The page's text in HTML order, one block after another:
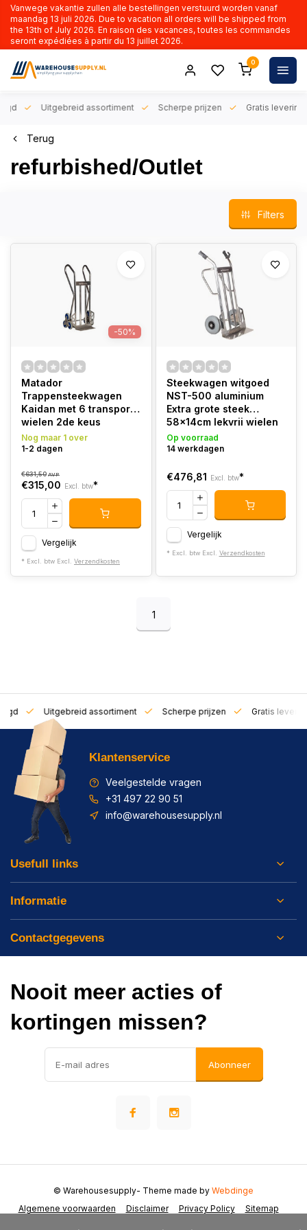
Vanwege vakantie zullen alle bestellingen verstuurd worden vanaf
maandag 13 juli 2026. Due to vacation all orders will be shipped from
the 13th of July 2026. En raison des vacances, toutes les commandes
seront expédiées à partir du 13 juillet 2026.
0
Uitgebreid assortiment Scherpe prijzen Gratis levering
Terug
refurbished/Outlet
Filters
-50%
Matador
Trappensteekwagen
Kaidan met 6 transport
wielen 2de keus
Nog maar 1 over
1-2 dagen
€631,50 AVP
€315,00 Excl. btw*
Vergelijk
* Excl. btw Excl. Verzendkosten
Steekwagen witgoed
NST-500 aluminium
Extra grote steek
58x14cm lekvrij wielen
Op voorraad
14 werkdagen
€476,81 Excl. btw*
Vergelijk
* Excl. btw Excl. Verzendkosten
1
Uitgebreid assortiment Scherpe prijzen Gratis
Klantenservice
Veelgestelde vragen
+31 497 22 90 51
info@warehousesupply.nl
Usefull links
Informatie
Contactgegevens
Nooit meer acties of
kortingen missen?
Abonneer
Algemene voorwaarden Disclaimer Privacy Policy Sitemap
© Warehousesupply- Theme made by Webdinge